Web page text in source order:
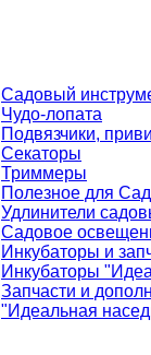
Садовый
Чудо-лопата
Подвязчики,
Секаторы
Триммеры
Полезное для
Удлинители
Садовое
Инкубаторы и
Инкубаторы
Запчасти и
"Идеальная